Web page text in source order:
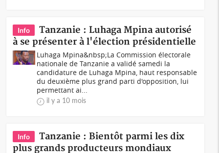
Info
Tanzanie : Luhaga Mpina autorisé
à se présenter à l'élection présidentielle
Luhaga Mpina&nbsp;La Commission électorale
nationale de Tanzanie a validé samedi la
candidature de Luhaga Mpina, haut responsable
du deuxième plus grand parti d'opposition, lui
permettant ai...
il y a 10 mois
Info
Tanzanie : Bientôt parmi les dix
plus grands producteurs mondiaux